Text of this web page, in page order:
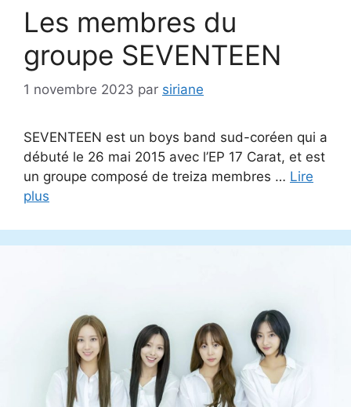
Les membres du
groupe SEVENTEEN
1 novembre 2023 par siriane
SEVENTEEN est un boys band sud-coréen qui a
débuté le 26 mai 2015 avec l’EP 17 Carat, et est
un groupe composé de treiza membres … Lire
plus